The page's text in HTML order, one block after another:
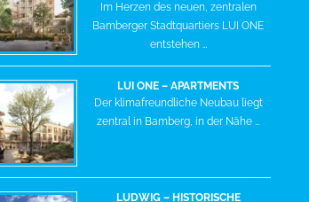
Im Herzen des neuen, zentralen
Bamberger Stadtquartiers LUI ONE
entstehen …
LUI ONE – APARTMENTS
Der klimafreundliche Neubau liegt
zentral in Bamberg, in der Nähe …
LUDWIG – HISTORISCHE